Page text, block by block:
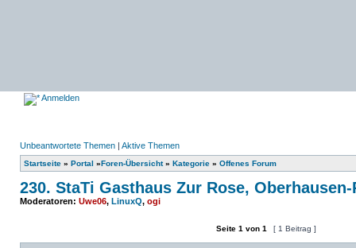
Anmelden
Unbeantwortete Themen | Aktive Themen
Startseite » Portal »Foren-Übersicht» Kategorie » Offenes Forum
230. StaTi Gasthaus Zur Rose,
Moderatoren: Uwe06, LinuxQ, ogi
Ein neues Thema erstellenAuf das Thema antworten
Seite 1 von 1 [ 1 Beitrag ]